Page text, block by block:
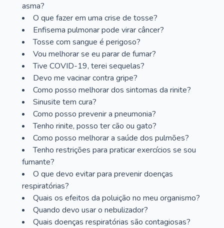
asma?
O que fazer em uma crise de tosse?
Enfisema pulmonar pode virar câncer?
Tosse com sangue é perigoso?
Vou melhorar se eu parar de fumar?
Tive COVID-19, terei sequelas?
Devo me vacinar contra gripe?
Como posso melhorar dos sintomas da rinite?
Sinusite tem cura?
Como posso prevenir a pneumonia?
Tenho rinite, posso ter cão ou gato?
Como posso melhorar a saúde dos pulmões?
Tenho restrições para praticar exercícios se sou
fumante?
O que devo evitar para prevenir doenças
respiratórias?
Quais os efeitos da poluição no meu organismo?
Quando devo usar o nebulizador?
Quais doenças respiratórias são contagiosas?